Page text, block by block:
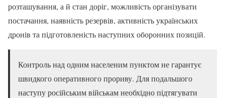
розташування, а й стан доріг, можливість організувати
постачання, наявність резервів, активність українських
дронів та підготовленість наступних оборонних позицій.
Контроль над одним населеним пунктом не гарантує
швидкого оперативного прориву. Для подальшого
наступу російським військам необхідно підтягувати